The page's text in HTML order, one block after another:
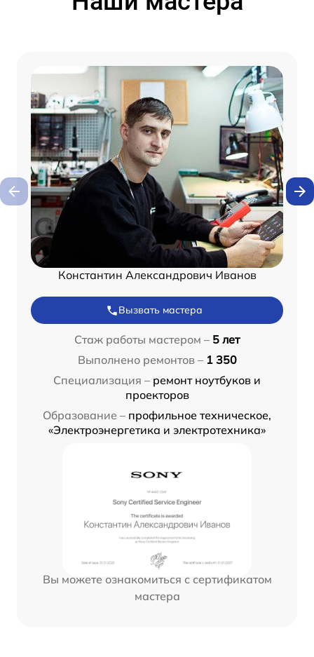
Константин Александрович Иванов
Вызвать мастера
Стаж работы мастером – 5 лет
Выполнено ремонтов – 1 350
Специализация – ремонт ноутбуков и
проекторов
Образование – профильное техническое,
«Электроэнергетика и электротехника»
Вы можете ознакомиться с сертификатом
мастера